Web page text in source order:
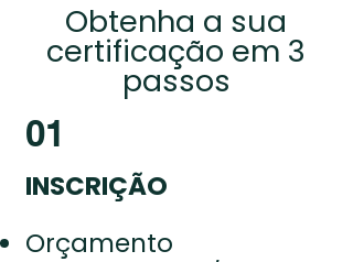
Obtenha a sua
certificação em 3
passos
01
INSCRIÇÃO
Orçamento